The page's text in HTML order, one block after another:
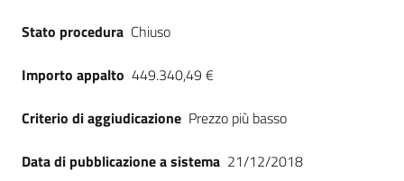
Seguici
Stato procedura Chiuso
Importo appalto 449.340,49 €
Criterio di aggiudicazione Prezzo più basso
Data di pubblicazione a sistema 21/12/2018